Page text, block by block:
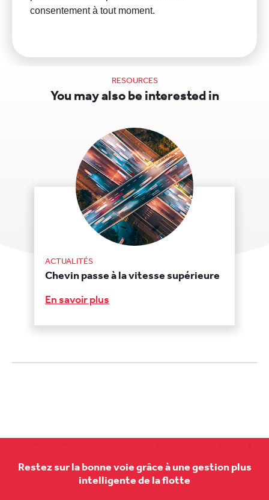
RESOURCES
You may also be interested in
ACTUALITÉS
Chevin passe à la vitesse supérieure
En savoir plus
Restez sur la bonne voie grâce à une gestion plus
intelligente de la flotte